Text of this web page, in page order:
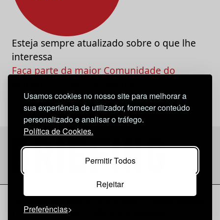
Usamos cookies no nosso site para melhorar a
sua experiência de utilizador, fornecer conteúdo
personalizado e analisar o tráfego.
Política de Cookies.
Permitir Todos
Rejeitar
Preferências
Esteja sempre atualizado sobre o que lhe
interessa
Faça parte da maior Comunidade do
Política de Cookies